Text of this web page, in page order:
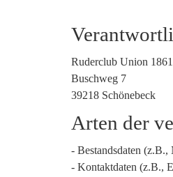
Ruderclub Union
Buschweg 7
39218 Schönebeck
Arten der
- Bestandsdaten (z.B.,
- Kontaktdaten (z.B.,